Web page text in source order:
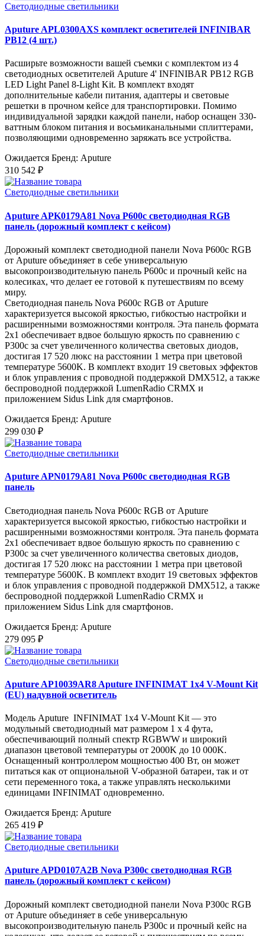
Светодиодные светильники
Aputure APL0300AXS комплект осветителей INFINIBAR
PB12 (4 шт.)
Расширьте возможности вашей съемки с комплектом из 4
светодиодных осветителей Aputure 4' INFINIBAR PB12 RGB
LED Light Panel 8-Light Kit. В комплект входят
дополнительные кабели питания, адаптеры и световые
решетки в прочном кейсе для транспортировки. Помимо
индивидуальной зарядки каждой панели, набор оснащен 330-
ваттным блоком питания и восьмиканальными сплиттерами,
позволяющими одновременно заряжать все устройства.
Ожидается Бренд: Aputure
310 542 ₽
Светодиодные светильники
Aputure APK0179A81 Nova P600c светодиодная RGB
панель (дорожный комплект с кейсом)
Дорожный комплект светодиодной панели Nova P600c RGB
от Aputure объединяет в себе универсальную
высокопроизводительную панель P600c и прочный кейс на
колесиках, что делает ее готовой к путешествиям по всему
миру.
Светодиодная панель Nova P600c RGB от Aputure
характеризуется высокой яркостью, гибкостью настройки и
расширенными возможностями контроля. Эта панель формата
2x1 обеспечивает вдвое большую яркость по сравнению с
P300c за счет увеличенного количества световых диодов,
достигая 17 520 люкс на расстоянии 1 метра при цветовой
температуре 5600K. В комплект входит 19 световых эффектов
и блок управления с проводной поддержкой DMX512, а также
беспроводной поддержкой LumenRadio CRMX и
приложением Sidus Link для смартфонов.
Ожидается Бренд: Aputure
299 030 ₽
Светодиодные светильники
Aputure APN0179A81 Nova P600c светодиодная RGB
панель
Светодиодная панель Nova P600c RGB от Aputure
характеризуется высокой яркостью, гибкостью настройки и
расширенными возможностями контроля. Эта панель формата
2x1 обеспечивает вдвое большую яркость по сравнению с
P300c за счет увеличенного количества световых диодов,
достигая 17 520 люкс на расстоянии 1 метра при цветовой
температуре 5600K. В комплект входит 19 световых эффектов
и блок управления с проводной поддержкой DMX512, а также
беспроводной поддержкой LumenRadio CRMX и
приложением Sidus Link для смартфонов.
Ожидается Бренд: Aputure
279 095 ₽
Светодиодные светильники
Aputure AP10039AR8 Aputure INFINIMAT 1x4 V-Mount Kit
(EU) надувной осветитель
Модель Aputure INFINIMAT 1x4 V-Mount Kit — это
модульный светодиодный мат размером 1 x 4 фута,
обеспечивающий полный спектр RGBWW и широкий
диапазон цветовой температуры от 2000K до 10 000K.
Оснащенный контроллером мощностью 400 Вт, он может
питаться как от опциональной V-образной батареи, так и от
сети переменного тока, а также управлять несколькими
единицами INFINIMAT одновременно.
Ожидается Бренд: Aputure
265 419 ₽
Светодиодные светильники
Aputure APD0107A2B Nova P300c светодиодная RGB
панель (дорожный комплект с кейсом)
Дорожный комплект светодиодной панели Nova P300c RGB
от Aputure объединяет в себе универсальную
высокопроизводительную панель P300c и прочный кейс на